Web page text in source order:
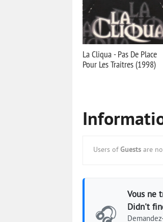
La Cliqua - Pas De Place
Pour Les Traitres (1998)
Users of Guests are
Vous ne
Didn't